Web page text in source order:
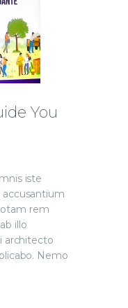
You
iste
rem
illo
architecto
Nemo